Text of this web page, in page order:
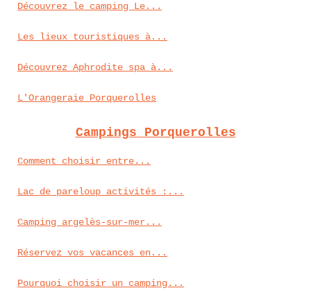
Découvrez le camping Le...
Les lieux touristiques à...
Découvrez Aphrodite spa à...
L'Orangeraie Porquerolles
Campings Porquerolles
Comment choisir entre...
Lac de pareloup activités :...
Camping argelès-sur-mer...
Réservez vos vacances en...
Pourquoi choisir un camping...